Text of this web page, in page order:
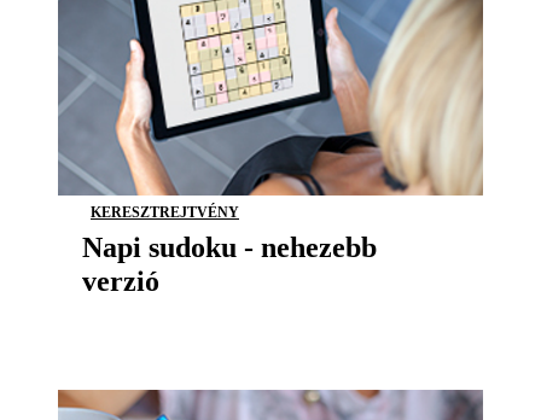
KERESZTREJTVÉNY
Napi sudoku - nehezebb
verzió